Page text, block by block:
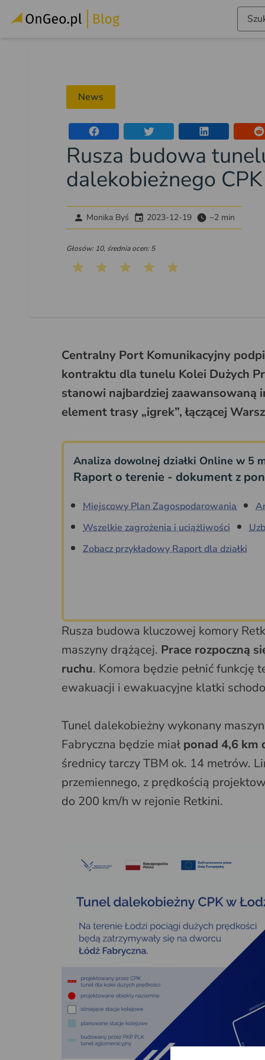
News
Rusza budowa
dalekobieżnego CPK
Monika Byś 2023-12-19 ~2 min
Głosów: 10, średnia ocen: 5
Centralny Port Komunikacyjny
kontraktu dla tunelu Kolei Dużych
stanowi najbardziej zaawansowaną
element trasy „igrek”, łączącej
Analiza dowolnej działki Online w 5
Raport o terenie - dokument z
Miejscowy Plan Zagospodarowania
Wszelkie zagrożenia i uciążliwości
Zobacz przykładowy Raport dla działki
Rusza budowa kluczowej komory
maszyny drążącej. Prace rozpoczną
ruchu. Komora będzie pełnić funkcję
ewakuacji i ewakuacyjne klatki
Tunel dalekobieżny wykonany
Fabryczna będzie miał ponad 4,6 km
średnicy tarczy TBM ok. 14 metrów.
przemiennego, z prędkością
do 200 km/h w rejonie Retkini.